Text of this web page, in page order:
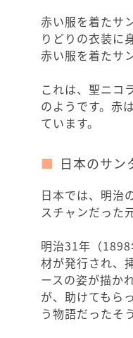
赤い服を着たサ
りどりの衣装に
赤い服を着たサ
これは、聖ニコ
のようです。赤
ています。
日本のサン
日本では、明治
スチャンだった
明治31年（
材が発行され、
ースの姿が描か
が、助けてもら
う物語だったそ